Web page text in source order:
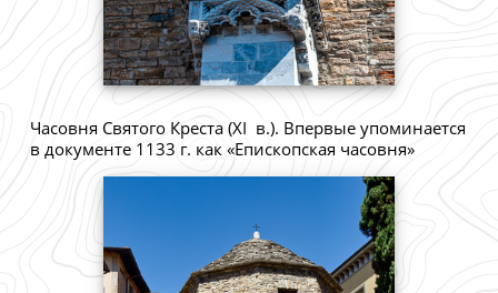
Часовня Святого Креста (XI в.). Впервые упоминается
в документе 1133 г. как «Епископская часовня»